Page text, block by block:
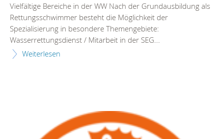
Vielfältige Bereiche in der WW Nach der Grundausbildung als
Rettungsschwimmer besteht die Möglichkeit der
Spezialisierung in besondere Themengebiete:
Wasserrettungsdienst / Mitarbeit in der SEG...
Weiterlesen